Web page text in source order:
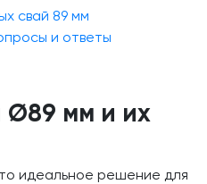
свай 89 мм
и ответы
Ø89 мм и их
идеальное решение для